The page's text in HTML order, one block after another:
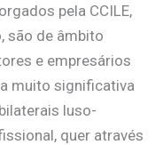
pela CCILE,
são de âmbito
e empresários
muito significativa
luso-
quer através